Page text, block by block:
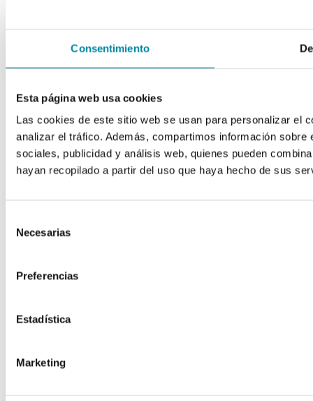
Consentimiento
Esta página web usa cookies
Las cookies de este sitio web se usan para personalizar el
analizar el tráfico. Además, compartimos información
sociales, publicidad y análisis web, quienes pueden
hayan recopilado a partir del uso que haya hecho de sus
Necesarias
Preferencias
Estadística
Marketing
Acepto los Términos y Condiciones
back to top